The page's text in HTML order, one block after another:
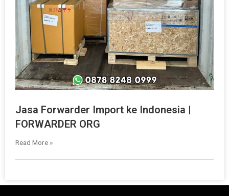
Jasa Forwarder Import ke Indonesia |
FORWARDER ORG
Read More »